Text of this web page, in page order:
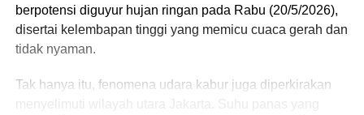
berpotensi diguyur hujan ringan pada Rabu (20/5/2026),
disertai kelembapan tinggi yang memicu cuaca gerah dan
tidak nyaman.
Tak hanya itu, fenomena udara kabur juga diperkirakan